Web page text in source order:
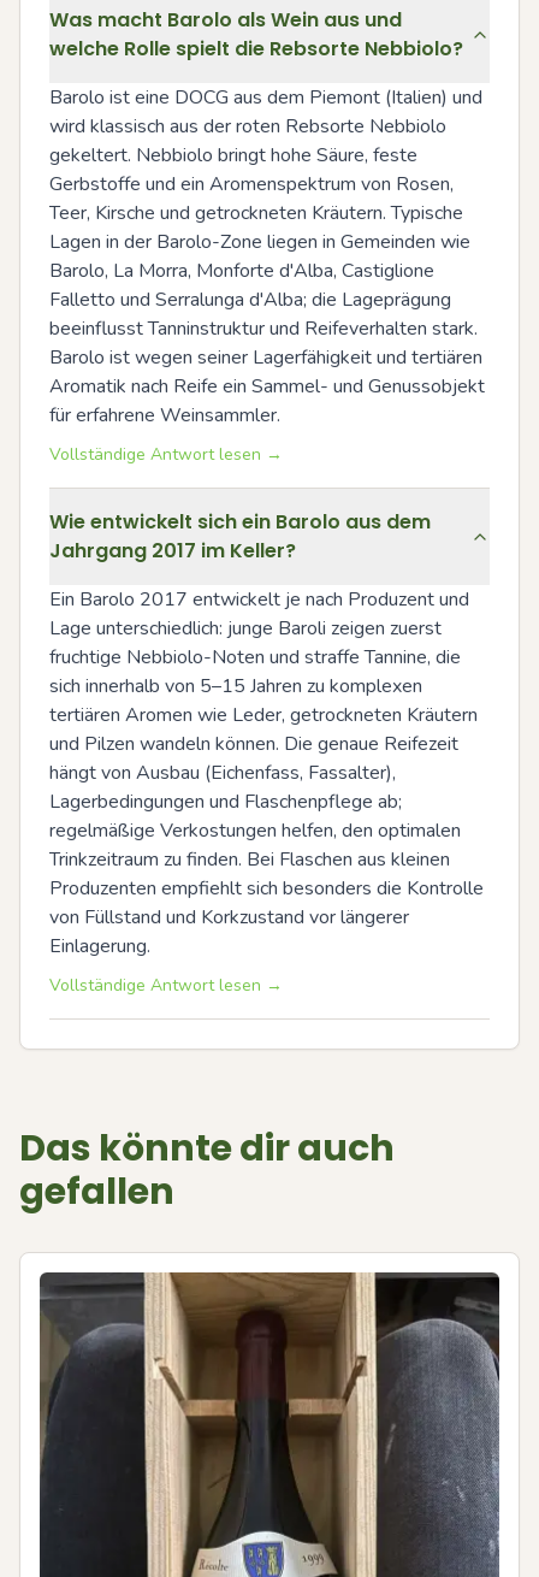
Was macht Barolo als Wein aus und
welche Rolle spielt die Rebsorte Nebbiolo?
Barolo ist eine DOCG aus dem Piemont (Italien) und
wird klassisch aus der roten Rebsorte Nebbiolo
gekeltert. Nebbiolo bringt hohe Säure, feste
Gerbstoffe und ein Aromenspektrum von Rosen,
Teer, Kirsche und getrockneten Kräutern. Typische
Lagen in der Barolo-Zone liegen in Gemeinden wie
Barolo, La Morra, Monforte d'Alba, Castiglione
Falletto und Serralunga d'Alba; die Lageprägung
beeinflusst Tanninstruktur und Reifeverhalten stark.
Barolo ist wegen seiner Lagerfähigkeit und tertiären
Aromatik nach Reife ein Sammel- und Genussobjekt
für erfahrene Weinsammler.
Vollständige Antwort lesen →
Wie entwickelt sich ein Barolo aus dem
Jahrgang 2017 im Keller?
Ein Barolo 2017 entwickelt je nach Produzent und
Lage unterschiedlich: junge Baroli zeigen zuerst
fruchtige Nebbiolo-Noten und straffe Tannine, die
sich innerhalb von 5–15 Jahren zu komplexen
tertiären Aromen wie Leder, getrockneten Kräutern
und Pilzen wandeln können. Die genaue Reifezeit
hängt von Ausbau (Eichenfass, Fassalter),
Lagerbedingungen und Flaschenpflege ab;
regelmäßige Verkostungen helfen, den optimalen
Trinkzeitraum zu finden. Bei Flaschen aus kleinen
Produzenten empfiehlt sich besonders die Kontrolle
von Füllstand und Korkzustand vor längerer
Einlagerung.
Vollständige Antwort lesen →
Das könnte dir auch
gefallen